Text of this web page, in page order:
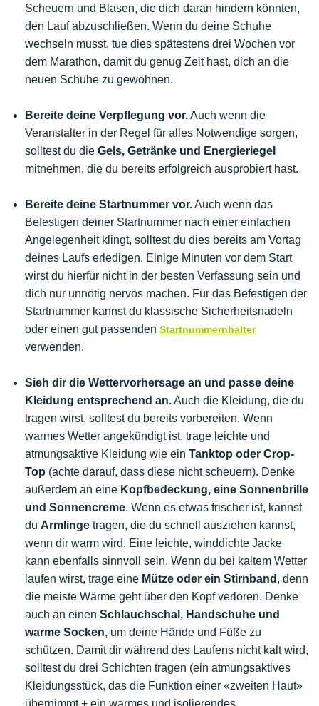
Scheuern und Blasen, die dich daran hindern könnten,
den Lauf abzuschließen. Wenn du deine Schuhe
wechseln musst, tue dies spätestens drei Wochen vor
dem Marathon, damit du genug Zeit hast, dich an die
neuen Schuhe zu gewöhnen.
Bereite deine Verpflegung vor.Auch wenn die
Veranstalter in der Regel für alles Notwendige sorgen,
solltest du die Gels, Getränke und Energieriegel
mitnehmen, die du bereits erfolgreich ausprobiert hast.
Bereite deine Startnummer vor.Auch wenn das
Befestigen deiner Startnummer nach einer einfachen
Angelegenheit klingt, solltest du dies bereits am Vortag
deines Laufs erledigen. Einige Minuten vor dem Start
wirst du hierfür nicht in der besten Verfassung sein und
dich nur unnötig nervös machen. Für das Befestigen der
Startnummer kannst du klassische Sicherheitsnadeln
oder einen gut passenden Startnummernhalter
verwenden.
Sieh dir die Wettervorhersage an und passe deine
Kleidung entsprechend an.Auch die Kleidung, die du
tragen wirst, solltest du bereits vorbereiten. Wenn
warmes Wetter angekündigt ist, trage leichte und
atmungsaktive Kleidung wie ein Tanktop oder Crop-
Top (achte darauf, dass diese nicht scheuern). Denke
außerdem an eine Kopfbedeckung, eine Sonnenbrille
und Sonnencreme. Wenn es etwas frischer ist, kannst
du Armlinge tragen, die du schnell ausziehen kannst,
wenn dir warm wird. Eine leichte, winddichte Jacke
kann ebenfalls sinnvoll sein. Wenn du bei kaltem Wetter
laufen wirst, trage eine Mütze oder ein Stirnband , denn
die meiste Wärme geht über den Kopf verloren. Denke
auch an einen Schlauchschal, Handschuhe und
warme Socken, um deine Hände und Füße zu
schützen. Damit dir während des Laufens nicht kalt wird,
solltest du drei Schichten tragen (ein atmungsaktives
Kleidungsstück, das die Funktion einer «zweiten Haut»
übernimmt + ein warmes und isolierendes